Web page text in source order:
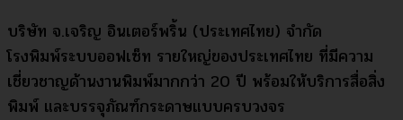
บริษัท จ.เจริญ อินเตอร์พริ้น (ประเทศไทย) จำกัด
โรงพิมพ์ระบบออฟเซ็ท รายใหญ่ของประเทศไทย ที่มีความ
เชี่ยวชาญด้านงานพิมพ์มากกว่า 20 ปี พร้อมให้บริการสื่อสิ่ง
พิมพ์ และบรรจุภัณฑ์กระดาษแบบครบวงจร